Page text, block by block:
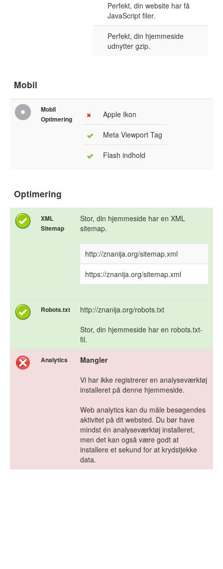
Perfekt, din website har få
JavaScript filer.
Perfekt, din hjemmeside
udnytter gzip.
Mobil
Mobil
Optimering
Apple Ikon
Meta Viewport Tag
Flash indhold
Optimering
XML
Sitemap
Stor, din hjemmeside har en XML
sitemap.
http://znanija.org/sitemap.xml
https://znanija.org/sitemap.xml
Robots.txt
http://znanija.org/robots.txt
Stor, din hjemmeside har en robots.txt-
fil.
Analytics
Mangler
Vi har ikke registrerer en analyseværktøj
installeret på denne hjemmeside.
Web analytics kan du måle besøgendes
aktivitet på dit websted. Du bør have
mindst én analyseværktøj installeret,
men det kan også være godt at
installere et sekund for at krydstjekke
data.